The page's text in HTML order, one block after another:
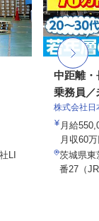
LI
中距離・
乗務員／
株式会社日
月給
月収60
茨城県東
番27（